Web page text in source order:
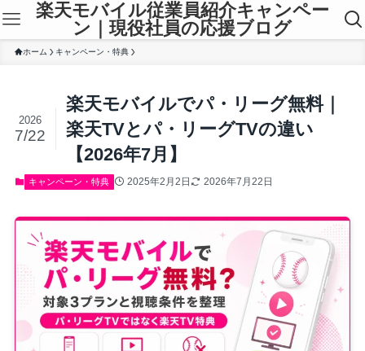
楽天モバイル従業員紹介キャンペー
ン｜現役社員の応援ブログ
ホーム キャンペーン・特典
楽天モバイルでパ・リーグ無料｜
楽天TVとパ・リーグTVの違い
【2026年7月】
2026
7/22
キャンペーン・特典 2025年2月2日 2026年7月22日